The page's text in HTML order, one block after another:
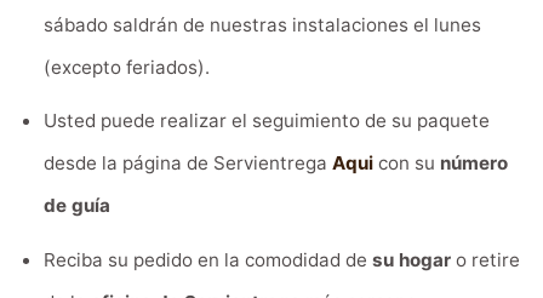
sábado saldrán de nuestras instalaciones el lunes
(excepto feriados).
Usted puede realizar el seguimiento de su paquete
desde la página de Servientrega Aquicon su número
de guía
Reciba su pedido en la comodidad de su hogaro retire